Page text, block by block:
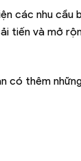
các nhu
tiến và mở
có thêm